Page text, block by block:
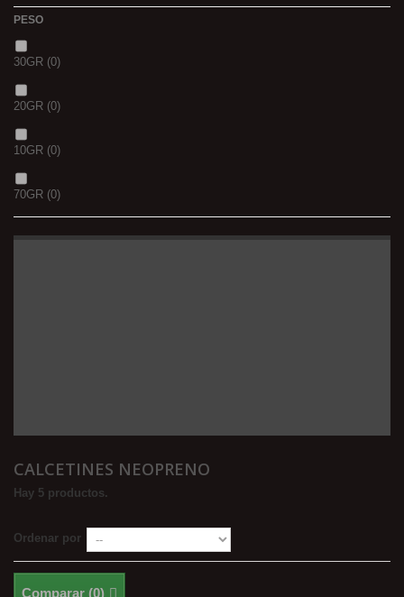
PESO
30GR (0)
20GR (0)
10GR (0)
70GR (0)
CALCETINES NEOPRENO
Hay 5 productos.
Ordenar por
Comparar (0)